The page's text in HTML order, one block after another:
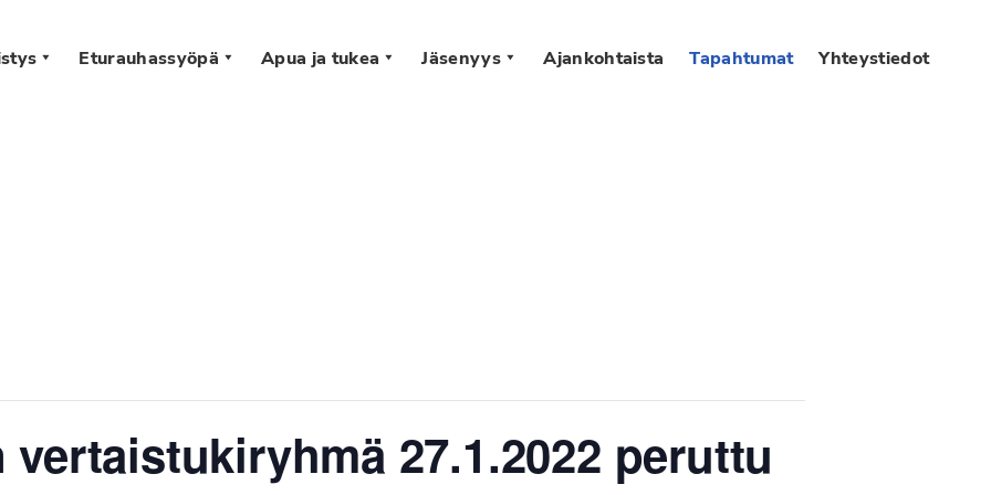
Eturauhassyöpä Apua ja tukea Jäsenyys Ajankohtaista Tapahtumat Yhteystiedot
27.1.2022 peruttu